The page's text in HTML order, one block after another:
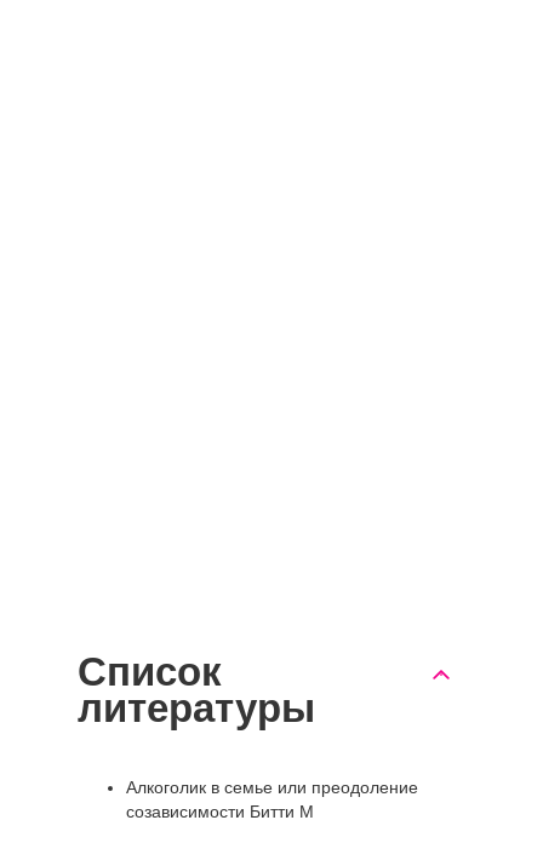
Список
литературы
Алкоголик в семье или преодоление
созависимости Битти М